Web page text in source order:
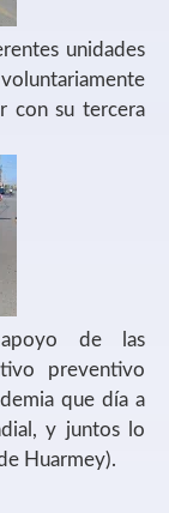
unidades
con su tercera
de las
preventivo
que día a
y juntos lo
Huarmey).